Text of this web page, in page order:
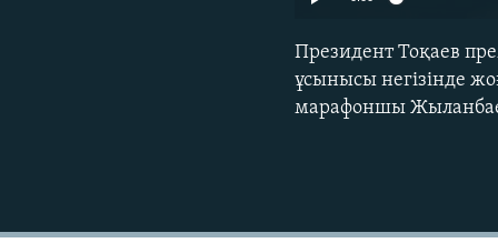
Президент Тоқаев
ұсынысы негізінде
марафоншы